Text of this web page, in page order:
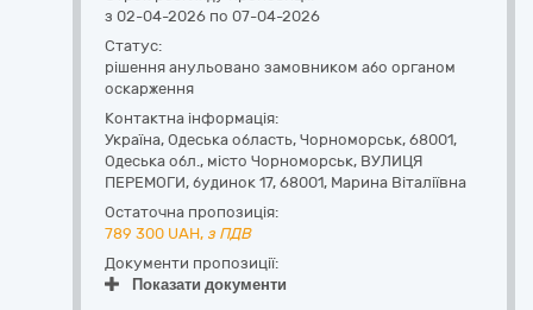
з 02-04-2026 по 07-04-2026
Статус:
рішення анульовано замовником або органом
оскарження
Контактна інформація:
Україна, Одеська область, Чорноморськ, 68001,
Одеська обл., місто Чорноморськ, ВУЛИЦЯ
ПЕРЕМОГИ, будинок 17, 68001, Марина Віталіївна
Остаточна пропозиція:
789 300 UAH, з ПДВ
Документи пропозиції:
Показати документи